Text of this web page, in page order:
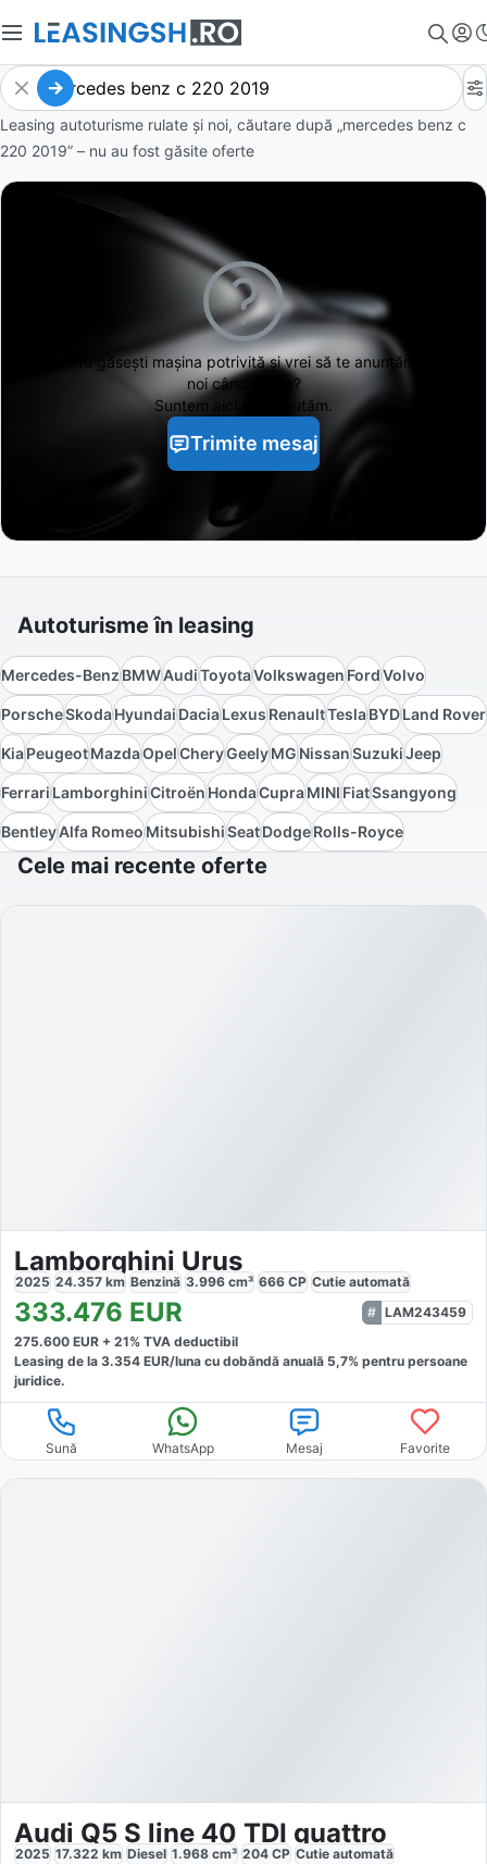
Leasing autoturisme rulate și noi, căutare după „mercedes benz c
220 2019” – nu au fost găsite oferte
Nu găseștimașina potrivită și vrei să te anunțăm
noi când apare?
Suntem aici să te ajutăm.
Trimite mesaj
Autoturisme în leasing
Mercedes-BenzBMWAudiToyotaVolkswagenFordVolvo
PorscheSkodaHyundaiDaciaLexusRenaultTeslaBYDLand Rover
KiaPeugeotMazdaOpelCheryGeelyMGNissanSuzukiJeep
FerrariLamborghiniCitroënHondaCupraMINIFiatSsangyong
BentleyAlfa RomeoMitsubishiSeatDodgeRolls-Royce
Cele mai recente oferte
Lamborghini Urus
2025 24.357 km Benzină 3.996 cm³ 666 CP Cutie automată
333.476 EUR
LAM243459
275.600 EUR + 21% TVA deductibil
Leasing de la 3.354 EUR/luna cu dobăndă anuală 5,7% pentru persoane
juridice.
Sună WhatsApp Mesaj Favorite
Audi Q5 S line 40 TDI quattro
2025 17.322 km Diesel 1.968 cm³ 204 CP Cutie automată